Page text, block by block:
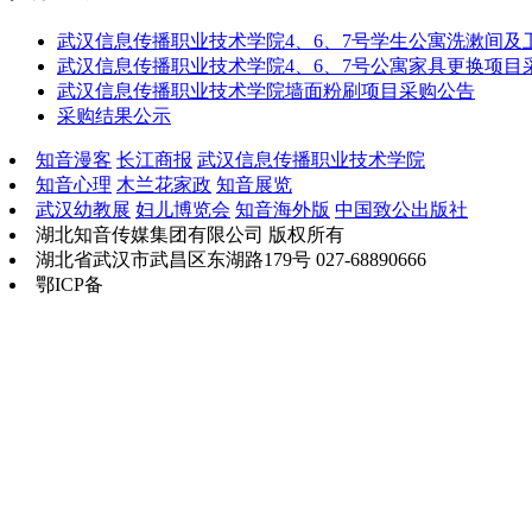
武汉信息传播职业技术学院4、6、7号学生公寓洗漱间及
武汉信息传播职业技术学院4、6、7号公寓家具更换项目
武汉信息传播职业技术学院墙面粉刷项目采购公告
采购结果公示
知音漫客 长江商报 武汉信息传播职业技术学院
知音心理 木兰花家政 知音展览
武汉幼教展 妇儿博览会 知音海外版 中国致公出版社
湖北知音传媒集团有限公司 版权所有
湖北省武汉市武昌区东湖路179号 027-68890666
鄂ICP备